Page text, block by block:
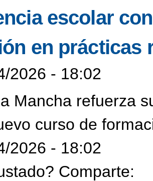
escolar
en prácticas
2026 - 18:02
Mancha refuerza
curso de
2026 - 18:02
Comparte: